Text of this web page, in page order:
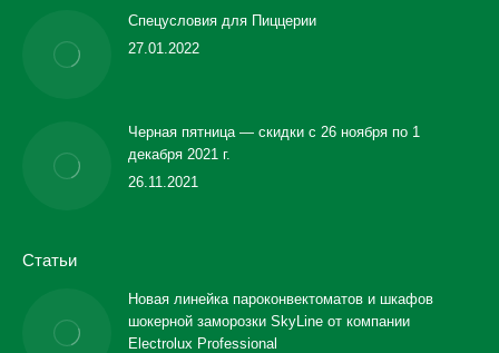
Спецусловия для Пиццерии
27.01.2022
Черная пятница — скидки с 26 ноября по 1
декабря 2021 г.
26.11.2021
Статьи
Новая линейка пароконвектоматов и шкафов
шокерной заморозки SkyLine от компании
Electrolux Professional